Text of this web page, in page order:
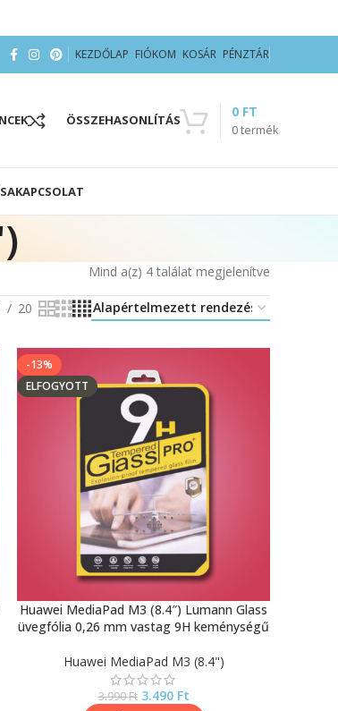
KEZDŐLAP FIÓKOM KOSÁR PÉNZTÁR
ÖSSZEHASONLÍTÁS
0termék
0 FT
KAPCSOLAT
Mind a(z) 4 találat megjelenítve
20
-13%
ELFOGYOTT
Huawei MediaPad M3 (8.4″) Lumann Glass
üvegfólia 0,26 mm vastag 9H keménységű
Huawei MediaPad M3 (8.4")
3.990Ft 3.490 Ft